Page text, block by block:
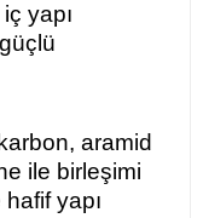
yapı
karbon, aramid
ile birleşimi
yapı